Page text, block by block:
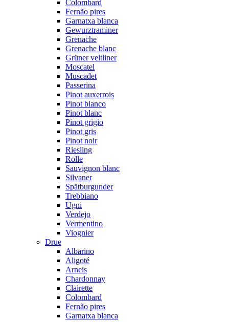
Colombard
Fernão pires
Garnatxa blanca
Gewurztraminer
Grenache
Grenache blanc
Grüner veltliner
Moscatel
Muscadet
Passerina
Pinot auxerrois
Pinot bianco
Pinot blanc
Pinot grigio
Pinot gris
Pinot noir
Riesling
Rolle
Sauvignon blanc
Silvaner
Spätburgunder
Trebbiano
Ugni
Verdejo
Vermentino
Viognier
Drue
Albarino
Aligoté
Arneis
Chardonnay
Clairette
Colombard
Fernão pires
Garnatxa blanca